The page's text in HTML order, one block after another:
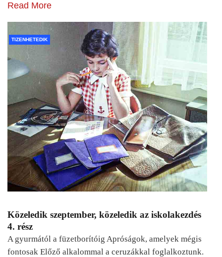
Read More
TIZENHETEDIK
Közeledik szeptember, közeledik az iskolakezdés
4. rész
A gyurmától a füzetborítóig Apróságok, amelyek mégis
fontosak Előző alkalommal a ceruzákkal foglalkoztunk.